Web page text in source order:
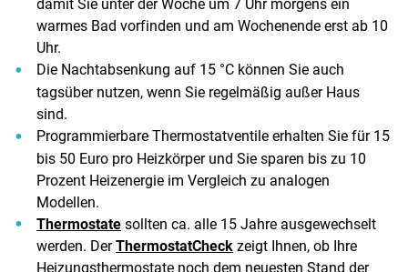
damit Sie unter der Woche um 7 Uhr morgens ein
warmes Bad vorfinden und am Wochenende erst ab 10
Uhr.
Die Nachtabsenkung auf 15 °C können Sie auch
tagsüber nutzen, wenn Sie regelmäßig außer Haus
sind.
Programmierbare Thermostatventile erhalten Sie für 15
bis 50 Euro pro Heizkörper und Sie sparen bis zu 10
Prozent Heizenergie im Vergleich zu analogen
Modellen.
Thermostate sollten ca. alle 15 Jahre ausgewechselt
werden. DerThermostatCheck zeigt Ihnen, ob Ihre
Heizungsthermostate noch dem neuesten Stand der